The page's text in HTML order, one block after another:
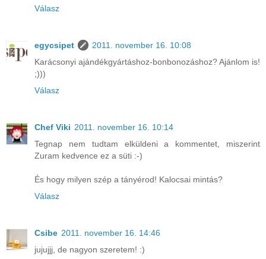
Válasz
egycsipet
2011. november 16. 10:08
Karácsonyi ajándékgyártáshoz-bonbonozáshoz? Ajánlom is!
;)))
Válasz
Chef Viki 2011. november 16. 10:14
Tegnap nem tudtam elküldeni a kommentet, miszerint
Zuram kedvence ez a süti :-)
És hogy milyen szép a tányérod! Kalocsai mintás?
Válasz
Csibe 2011. november 16. 14:46
jujujjj, de nagyon szeretem! :)